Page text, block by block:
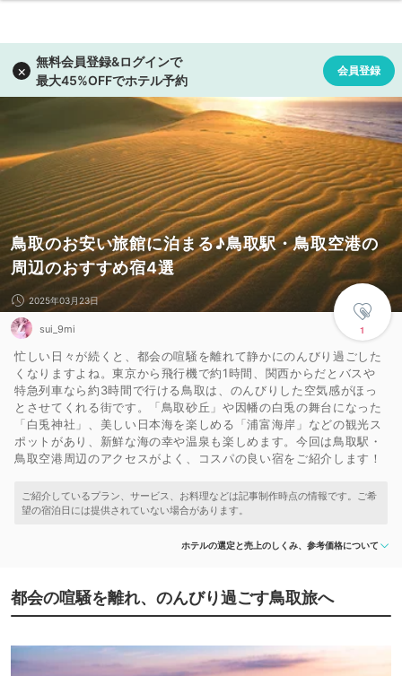
鳥取のお安い旅館に泊まる♪鳥取駅・鳥取空港の
周辺のおすすめ宿4選
1
2025年03月23日
sui_9mi
忙しい日々が続くと、都会の喧騒を離れて静かにのんびり過ごした
くなりますよね。東京から飛行機で約1時間、関西からだとバスや
特急列車なら約3時間で行ける鳥取は、のんびりした空気感がほっ
とさせてくれる街です。「鳥取砂丘」や因幡の白兎の舞台になった
「白兎神社」、美しい日本海を楽しめる「浦富海岸」などの観光ス
ポットがあり、新鮮な海の幸や温泉も楽しめます。今回は鳥取駅・
鳥取空港周辺のアクセスがよく、コスパの良い宿をご紹介します！
ホテルの選定と売上のしくみ、参考価格について
都会の喧騒を離れ、のんびり過ごす鳥取旅へ